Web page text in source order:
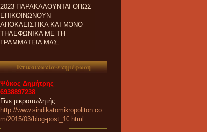
ΕΠΙΚΟΙΝΩΝΟΥΝ
ΑΠΟΚΛΕΙΣΤΙΚΑ ΚΑΙ ΜΟΝΟ
ΤΗΛΕΦΩΝΙΚΑ ΜΕ ΤΗ
ΓΡΑΜΜΑΤΕΙΑ ΜΑΣ.
Επικοινωνία-ενημέρωση
Ψύκος Δημήτρης
6938897238
Γίνε μικροπωλητής:
http://www.sindikatomikropoliton.co
m/2015/03/blog-post_10.html